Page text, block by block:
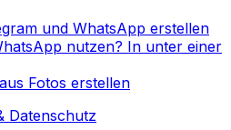
und WhatsApp erstellen
nutzen? In unter einer
Fotos erstellen
Datenschutz